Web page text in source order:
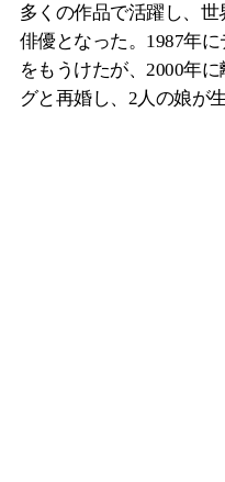
多くの作品で活躍し、
俳優となった。1987年
をもうけたが、2000年
グと再婚し、2人の娘が